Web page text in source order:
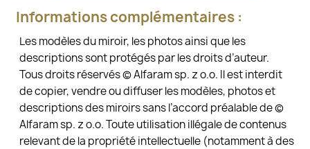
Informations complémentaires :
Les modèles du miroir, les photos ainsi que les
descriptions sont protégés par les droits d’auteur.
Tous droits réservés © Alfaram sp. z o.o. Il est interdit
de copier, vendre ou diffuser les modèles, photos et
descriptions des miroirs sans l’accord préalable de ©
Alfaram sp. z o.o. Toute utilisation illégale de contenus
relevant de la propriété intellectuelle (notamment à des